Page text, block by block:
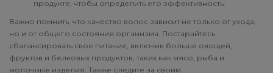
продукте, чтобы определить его эффективность.
Важно помнить, что качество волос зависит не только от ухода,
но и от общего состояния организма. Постарайтесь
сбалансировать свое питание, включив больше овощей,
фруктов и белковых продуктов, таких как мясо, рыба и
молочные изделия. Также следите за своим